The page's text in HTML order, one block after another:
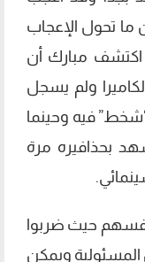
تحول الإعجاب
اكتشف مبارك أن
ولم يسجل
فيه وحينما
بحذافيره مرة
حيث ضربوا
ويمكن